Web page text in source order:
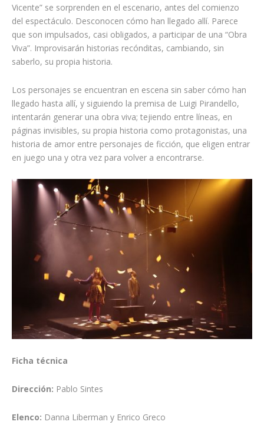
Vicente” se sorprenden en el escenario, antes del comienzo
del espectáculo. Desconocen cómo han llegado allí. Parece
que son impulsados, casi obligados, a participar de una “Obra
Viva”. Improvisarán historias recónditas, cambiando, sin
saberlo, su propia historia.
Los personajes se encuentran en escena sin saber cómo han
llegado hasta allí, y siguiendo la premisa de Luigi Pirandello,
intentarán generar una obra viva; tejiendo entre líneas, en
páginas invisibles, su propia historia como protagonistas, una
historia de amor entre personajes de ficción, que eligen entrar
en juego una y otra vez para volver a encontrarse.
Ficha técnica
Dirección: Pablo Sintes
Elenco: Danna Liberman y Enrico Greco